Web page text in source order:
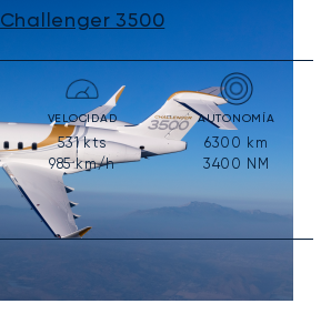
Challenger 3500
VELOCIDAD
531kts
985km/h
AUTONOMÍA
6300 km
3400 NM